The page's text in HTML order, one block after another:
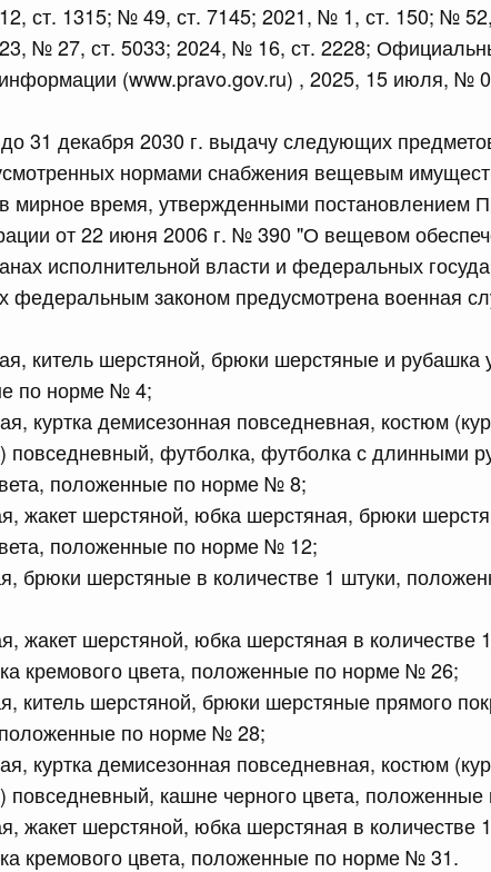
ст. 1315; № 49, ст. 7145; 2021, № 1, ст. 150; №
№ 27, ст. 5033; 2024, № 16, ст. 2228;
(www.pravo.gov.ru) , 2025, 15 июля, №
31 декабря 2030 г. выдачу следующих
нормами снабжения вещевым
мирное время, утвержденными постановлением
от 22 июня 2006 г. № 390 "О вещевом
исполнительной власти и федеральных
федеральным законом предусмотрена военная
китель шерстяной, брюки шерстяные и рубашка
по норме № 4;
куртка демисезонная повседневная, костюм
повседневный, футболка, футболка с длинными
положенные по норме № 8;
жакет шерстяной, юбка шерстяная, брюки
положенные по норме № 12;
брюки шерстяные в количестве 1 штуки,
жакет шерстяной, юбка шерстяная в количестве
кремового цвета, положенные по норме № 26;
китель шерстяной, брюки шерстяные прямого
положенные по норме № 28;
куртка демисезонная повседневная, костюм
повседневный, кашне черного цвета,
жакет шерстяной, юбка шерстяная в количестве
кремового цвета, положенные по норме № 31.
Федерации от 23.07.2026 г. № 927
изменений в Соглашение о единых принципах и
союза от 23 декабря 2014 года
Федерации от 23.07.2026 г. № 926
Правительством Российской Федерации и
трудовой деятельности граждан одного
Федерации от 23.07.2026 г. № 928
Российской Федерации от 20 июля 2011 г.
Федерации от 23.07.2026 г. № 929
Российской Федерации от 24 декабря 2021
Федерации от 22.07.2026 г. № 921
Российской Федерации от 30 ноября 2022
Федерации от 22.07.2026 г. № 924
Российской Федерации от 28 марта 2026 г.